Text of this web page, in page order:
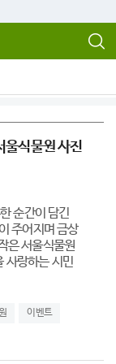
울식물원 사진
순간이 담긴
주어지며 금상
은 서울식물원
사랑하는 시민
이벤트